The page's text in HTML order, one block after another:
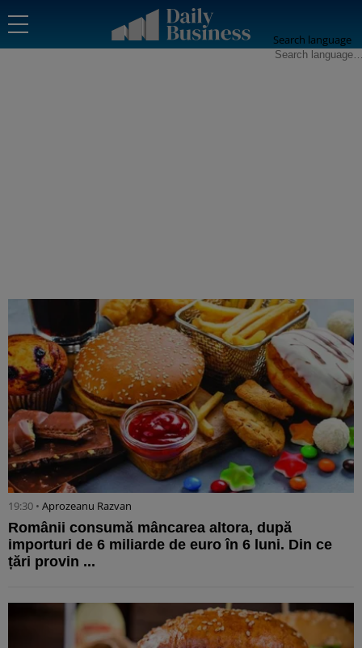
Search language
19:30 • Aprozeanu Razvan
Românii consumă mâncarea altora, după
importuri de 6 miliarde de euro în 6 luni. Din ce
țări provin ...